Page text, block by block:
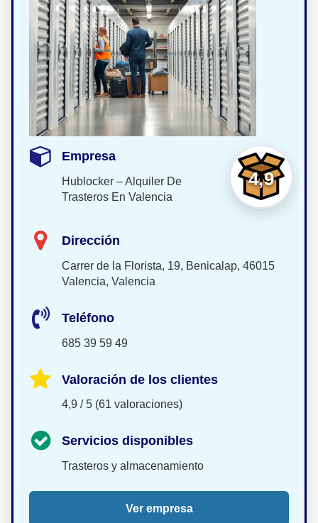
4,9
Empresa
Hublocker – Alquiler De
Trasteros En Valencia
Dirección
Carrer de la Florista, 19, Benicalap, 46015
Valencia, Valencia
Teléfono
685 39 59 49
Valoración de los clientes
4,9 / 5 (61 valoraciones)
Servicios disponibles
Trasteros y almacenamiento
Ver empresa